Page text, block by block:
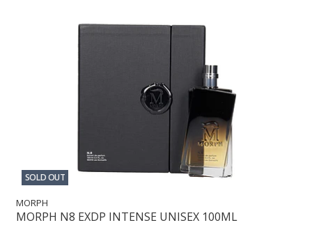
SOLD OUT
MORPH
MORPH N8 EXDP INTENSE UNISEX 100ML